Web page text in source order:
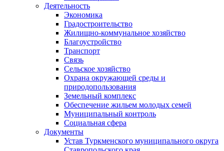
Деятельность
Экономика
Градостроительство
Жилищно-коммунальное хозяйство
Благоустройство
Транспорт
Связь
Сельское хозяйство
Охрана окружающей среды и
природопользования
Земельный комплекс
Обеспечение жильем молодых семей
Муниципальный контроль
Социальная сфера
Документы
Устав Туркменского муниципального округа